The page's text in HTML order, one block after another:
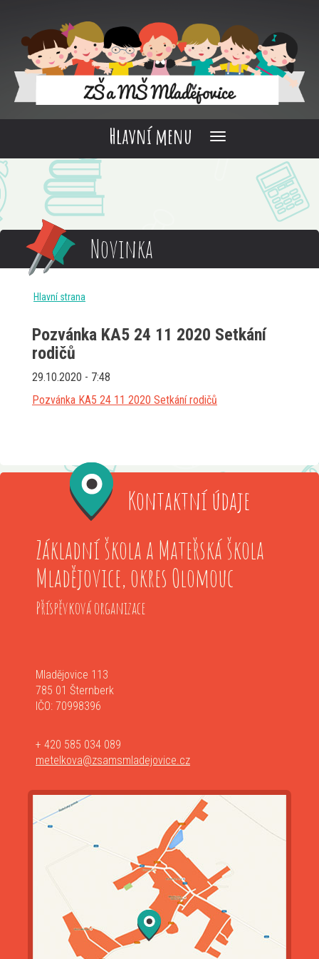
Hlavní menu
Novinka
Hlavní strana
Pozvánka KA5 24 11 2020 Setkání
rodičů
29.10.2020 - 7:48
Pozvánka KA5 24 11 2020 Setkání rodičů
Kontaktní údaje
Základní škola a Mateřská škola
Mladějovice, okres Olomouc
Příspěvková organizace
Mladějovice 113
785 01 Šternberk
IČO: 70998396
+ 420 585 034 089
metelkova@zsamsmladejovice.cz